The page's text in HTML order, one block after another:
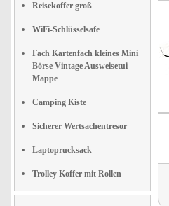
Reisekoffer groß
WiFi-Schlüsselsafe
Fach Kartenfach kleines Mini
Börse Vintage Ausweisetui
Mappe
Camping Kiste
Sicherer Wertsachentresor
Laptoprucksack
Trolley Koffer mit Rollen